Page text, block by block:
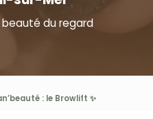
beauté du regard
: le Browlift ✨